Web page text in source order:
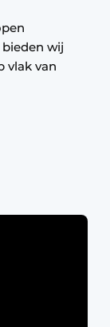
wij
vlak van